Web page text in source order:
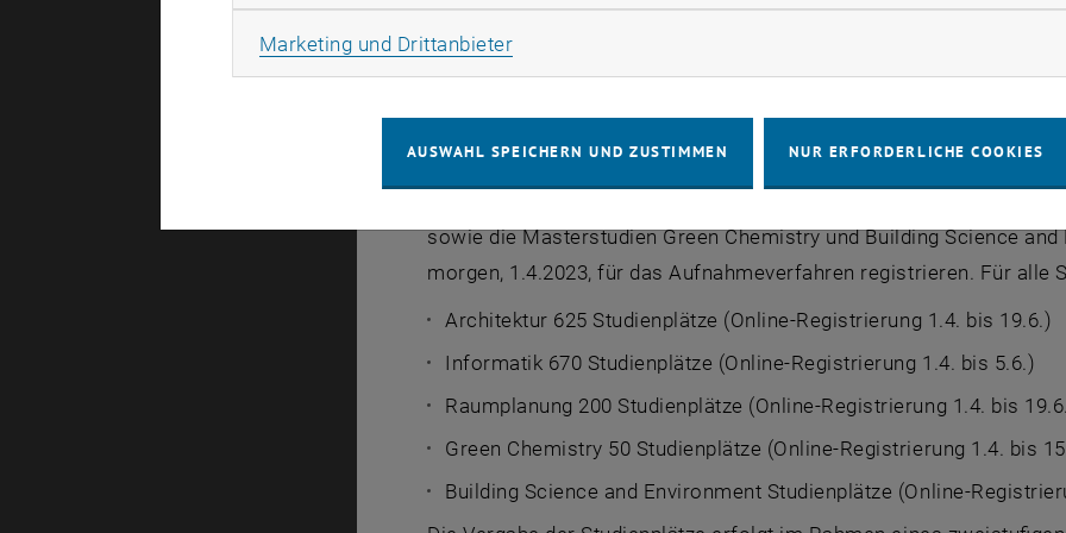
sowie dieMasterstudienGreen ChemistryundBuilding Science
morgen, 1.4.2023, für das Aufnahmeverfahren registrieren. Für alle
Architektur 625 Studienplätze (Online-Registrierung 1.4. bis 19.6.)
Informatik 670 Studienplätze (Online-Registrierung 1.4. bis 5.6.)
Raumplanung 200 Studienplätze (Online-Registrierung 1.4. bis
Green Chemistry 50 Studienplätze (Online-Registrierung 1.4. bis
Building Science and Environment Studienplätze (Online-
Marketing und DrittanbieterMarketing Cookies zulassen
AUSWAHL SPEICHERN UND ZUSTIMMEN NUR ERFORDERLICHE COOKIES